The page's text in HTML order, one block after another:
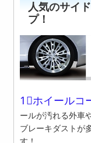
人気のサイ
プ！
1⃣ホイールコ
ールが汚れる外車や
ブレーキダストが